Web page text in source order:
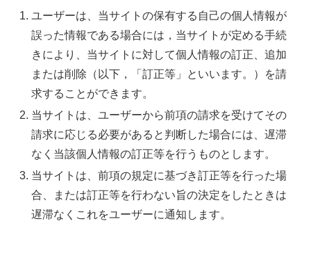
ユーザーは、当サイトの保有する自己の個人情報が
誤った情報である場合には，当サイトが定める手続
きにより、当サイトに対して個人情報の訂正、追加
または削除（以下，「訂正等」といいます。）を請
求することができます。
当サイトは、ユーザーから前項の請求を受けてその
請求に応じる必要があると判断した場合には、遅滞
なく当該個人情報の訂正等を行うものとします。
当サイトは、前項の規定に基づき訂正等を行った場
合、または訂正等を行わない旨の決定をしたときは
遅滞なくこれをユーザーに通知します。